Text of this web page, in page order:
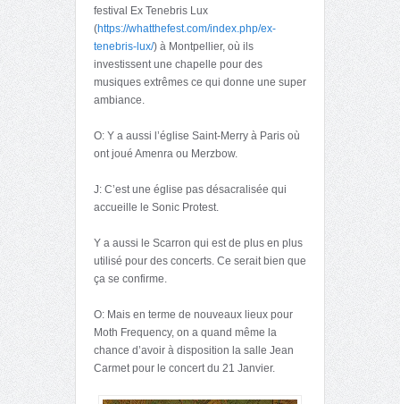
festival Ex Tenebris Lux
(https://whatthefest.com/index.php/ex-
tenebris-lux/) à Montpellier, où ils
investissent une chapelle pour des
musiques extrêmes ce qui donne une super
ambiance.
O: Y a aussi l’église Saint-Merry à Paris où
ont joué Amenra ou Merzbow.
J: C’est une église pas désacralisée qui
accueille le Sonic Protest.
Y a aussi le Scarron qui est de plus en plus
utilisé pour des concerts. Ce serait bien que
ça se confirme.
O: Mais en terme de nouveaux lieux pour
Moth Frequency, on a quand même la
chance d’avoir à disposition la salle Jean
Carmet pour le concert du 21 Janvier.